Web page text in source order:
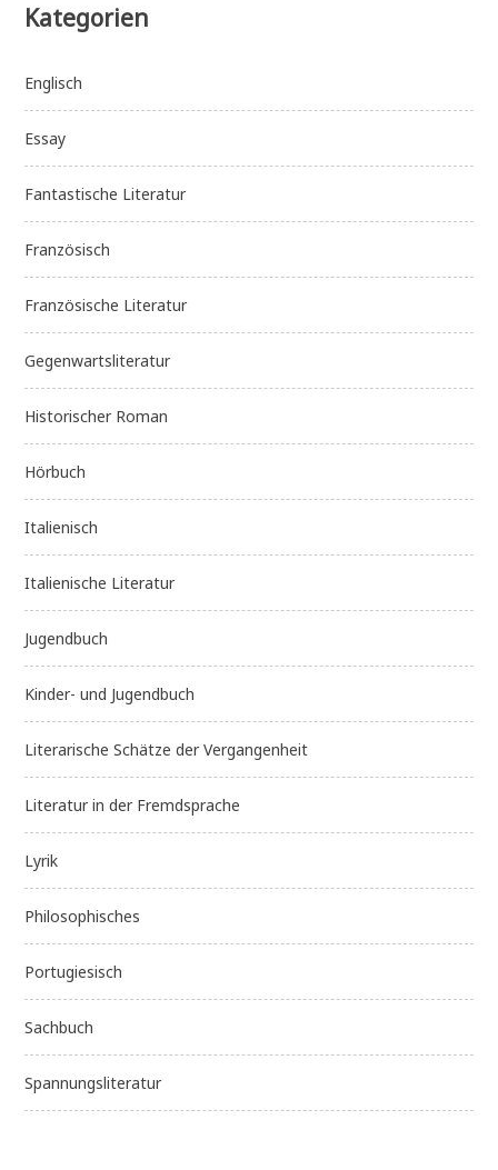
Kategorien
Englisch
Essay
Fantastische Literatur
Französisch
Französische Literatur
Gegenwartsliteratur
Historischer Roman
Hörbuch
Italienisch
Italienische Literatur
Jugendbuch
Kinder- und Jugendbuch
Literarische Schätze der Vergangenheit
Literatur in der Fremdsprache
Lyrik
Philosophisches
Portugiesisch
Sachbuch
Spannungsliteratur